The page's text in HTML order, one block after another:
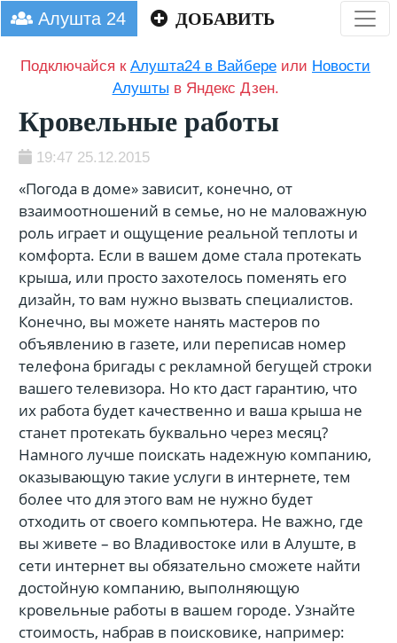
Алушта 24 ДОБАВИТЬ
Подключайся кАлушта24 в Вайбере или Новости
Алушты в Яндекс Дзен.
Кровельные работы
19:47 25.12.2015
«Погода в доме» зависит, конечно, от
взаимоотношений в семье, но не маловажную
роль играет и ощущение реальной теплоты и
комфорта. Если в вашем доме стала протекать
крыша, или просто захотелось поменять его
дизайн, то вам нужно вызвать специалистов.
Конечно, вы можете нанять мастеров по
объявлению в газете, или переписав номер
телефона бригады с рекламной бегущей строки
вашего телевизора. Но кто даст гарантию, что
их работа будет качественно и ваша крыша не
станет протекать буквально через месяц?
Намного лучше поискать надежную компанию,
оказывающую такие услуги в интернете, тем
более что для этого вам не нужно будет
отходить от своего компьютера. Не важно, где
вы живете – во Владивостоке или в Алуште, в
сети интернет вы обязательно сможете найти
достойную компанию, выполняющую
кровельные работы в вашем городе. Узнайте
стоимость, набрав в поисковике, например: